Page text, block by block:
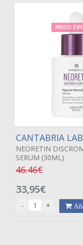
PRECIO
CANTABRIA
NEORETIN
SERUM (30ML)
46.46€
33,95€
- +